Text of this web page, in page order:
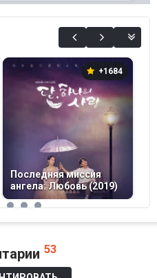
0%
+1684
Последняя миссия
ангела: Любовь (2019)
53